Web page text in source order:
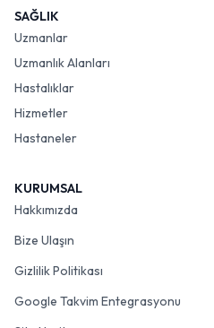
SAĞLIK
Uzmanlar
Uzmanlık Alanları
Hastalıklar
Hizmetler
Hastaneler
KURUMSAL
Hakkımızda
Bize Ulaşın
Gizlilik Politikası
Google Takvim Entegrasyonu